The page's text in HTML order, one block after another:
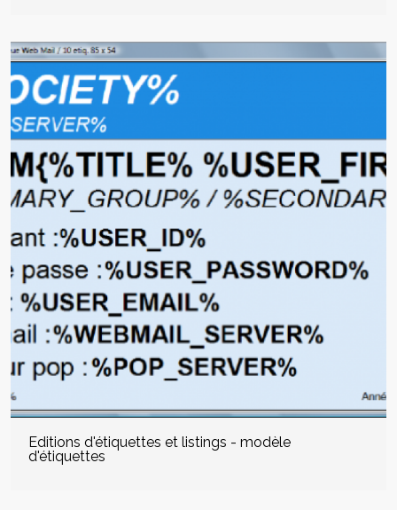
Editions d'étiquettes et listings - modèle
d'étiquettes